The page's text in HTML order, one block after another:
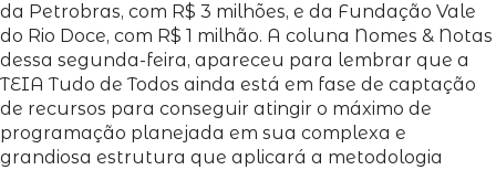
da Petrobras, com R$ 3 milhões, e da Fundação Vale
do Rio Doce, com R$ 1 milhão. A coluna Nomes & Notas
dessa segunda-feira, apareceu para lembrar que a
TEIA Tudo de Todos ainda está em fase de captação
de recursos para conseguir atingir o máximo de
programação planejada em sua complexa e
grandiosa estrutura que aplicará a metodologia